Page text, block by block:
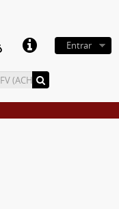
Entrar